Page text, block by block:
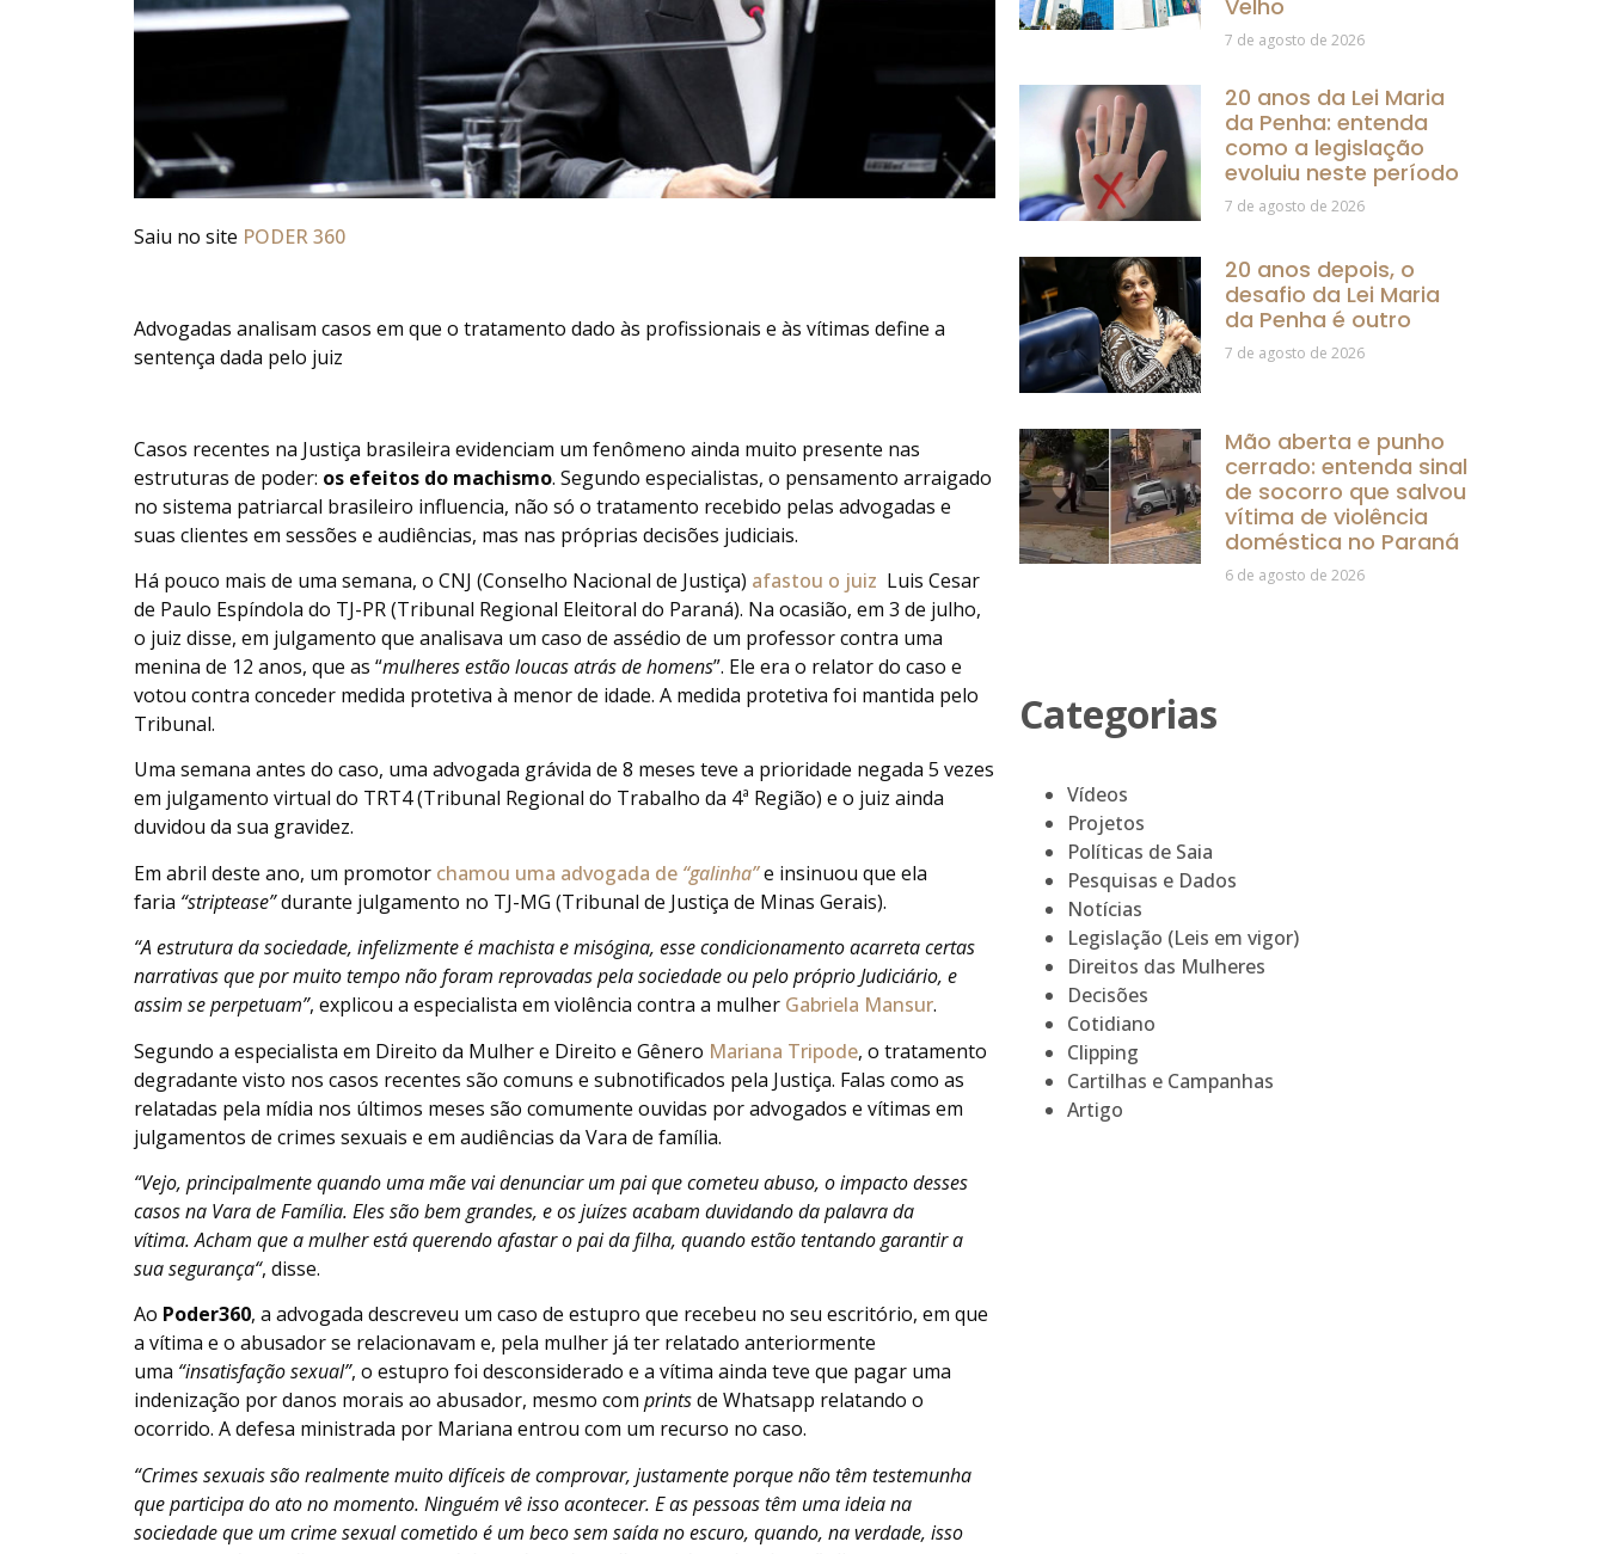
Saiu no site PODER 360
Advogadas analisam casos em que o tratamento dado às profissionais e às vítimas define a
sentença dada pelo juiz
Casos recentes na Justiça brasileira evidenciam um fenômeno ainda muito presente nas
estruturas de poder: os efeitos do machismo. Segundo especialistas, o pensamento arraigado
no sistema patriarcal brasileiro influencia, não só o tratamento recebido pelas advogadas e
suas clientes em sessões e audiências, mas nas próprias decisões judiciais.
Há pouco mais de uma semana, o CNJ (Conselho Nacional de Justiça) afastou o juiz Luis Cesar
de Paulo Espíndola do TJ-PR (Tribunal Regional Eleitoral do Paraná). Na ocasião, em 3 de julho,
o juiz disse, em julgamento que analisava um caso de assédio de um professor contra uma
menina de 12 anos, que as “mulheres estão loucas atrás de homens”. Ele era o relator do caso e
votou contra conceder medida protetiva à menor de idade. A medida protetiva foi mantida pelo
Tribunal.
Uma semana antes do caso, uma advogada grávida de 8 meses teve a prioridade negada 5 vezes
em julgamento virtual do TRT4 (Tribunal Regional do Trabalho da 4ª Região) e o juiz ainda
duvidou da sua gravidez.
Em abril deste ano, um promotor chamou uma advogada de “galinha”e insinuou que ela
faria “striptease”durante julgamento no TJ-MG (Tribunal de Justiça de Minas Gerais).
“A estrutura da sociedade, infelizmente é machista e misógina, esse condicionamento acarreta certas
narrativas que por muito tempo não foram reprovadas pela sociedade ou pelo próprio Judiciário, e
assim se perpetuam”, explicou a especialista em violência contra a mulher Gabriela Mansur.
Segundo a especialista em Direito da Mulher e Direito e Gênero Mariana Tripode, o tratamento
degradante visto nos casos recentes são comuns e subnotificados pela Justiça. Falas como as
relatadas pela mídia nos últimos meses são comumente ouvidas por advogados e vítimas em
julgamentos de crimes sexuais e em audiências da Vara de família.
“Vejo, principalmente quando uma mãe vai denunciar um pai que cometeu abuso, o impacto desses
casos na Vara de Família. Eles são bem grandes, e os juízes acabam duvidando da palavra da
vítima.Acham que a mulher está querendo afastar o pai da filha, quando estão tentando garantir a
sua segurança“, disse.
Ao Poder360, a advogada descreveu um caso de estupro que recebeu no seu escritório, em que
a vítima e o abusador se relacionavam e, pela mulher já ter relatado anteriormente
uma “insatisfação sexual”, o estupro foi desconsiderado e a vítima ainda teve que pagar uma
indenização por danos morais ao abusador, mesmo com printsde Whatsapp relatando o
ocorrido. A defesa ministrada por Mariana entrou com um recurso no caso.
“Crimes sexuais são realmente muito difíceis de comprovar, justamente porque não têm testemunha
que participa do ato no momento. Ninguém vê isso acontecer. E as pessoas têm uma ideia na
sociedade que um crime sexual cometido é um beco sem saída no escuro, quando, na verdade, isso
Velho
7 de agosto de 2026
20 anos da Lei Maria
da Penha: entenda
como a legislação
evoluiu neste período
7 de agosto de 2026
20 anos depois, o
desafio da Lei Maria
da Penha é outro
7 de agosto de 2026
Mão aberta e punho
cerrado: entenda sinal
de socorro que salvou
vítima de violência
doméstica no Paraná
6 de agosto de 2026
Categorias
Vídeos
Projetos
Políticas de Saia
Pesquisas e Dados
Notícias
Legislação (Leis em vigor)
Direitos das Mulheres
Decisões
Cotidiano
Clipping
Cartilhas e Campanhas
Artigo